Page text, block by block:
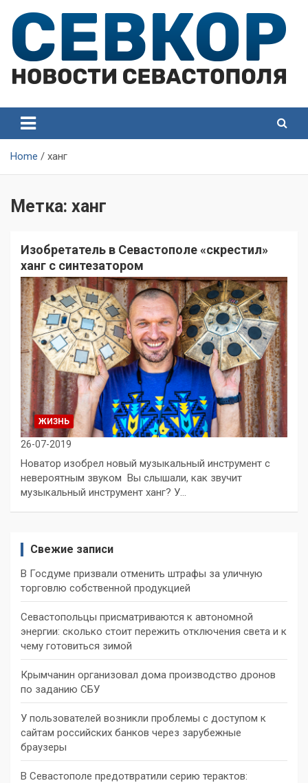
content
Севастополя
Севастополя
Home ханг
Метка: ханг
Изобретатель в Севастополе «скрестил»
ханг с синтезатором
ЖИЗНЬ
26-07-2019
Новатор изобрел новый музыкальный инструмент с
невероятным звуком Вы слышали, как звучит
музыкальный инструмент ханг? У…
Свежие записи
В Госдуме призвали отменить штрафы за уличную
торговлю собственной продукцией
Севастопольцы присматриваются к автономной
энергии: сколько стоит пережить отключения света и к
чему готовиться зимой
Крымчанин организовал дома производство дронов
по заданию СБУ
У пользователей возникли проблемы с доступом к
сайтам российских банков через зарубежные
браузеры
В Севастополе предотвратили серию терактов: